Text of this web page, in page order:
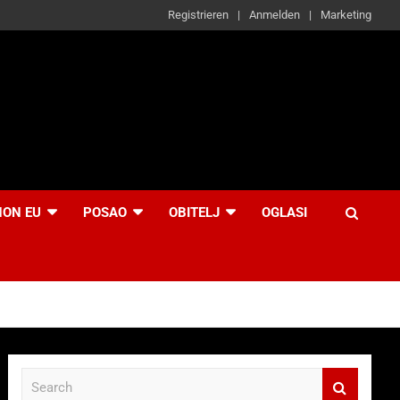
Registrieren Anmelden Marketing
EU POSAO OBITELJ OGLASI